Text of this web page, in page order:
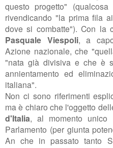
questo progetto"
rivendicando "la prima fila
dove si combatte"). Con la
Pasquale Viespoli, a
Azione nazionale, che
"nata già divisiva e che è
annientamento ed
italiana".
Non ci sono riferimenti
ma è chiaro che l'oggetto
d'Italia, al momento unico
Parlamento (per giunta
An che in passato tanto